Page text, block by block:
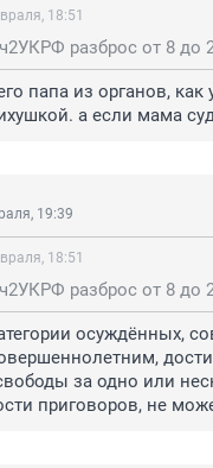
18:51
папа из органов,
а если мама
19:39
18:51
осуждённых,
за одно или
приговоров, не